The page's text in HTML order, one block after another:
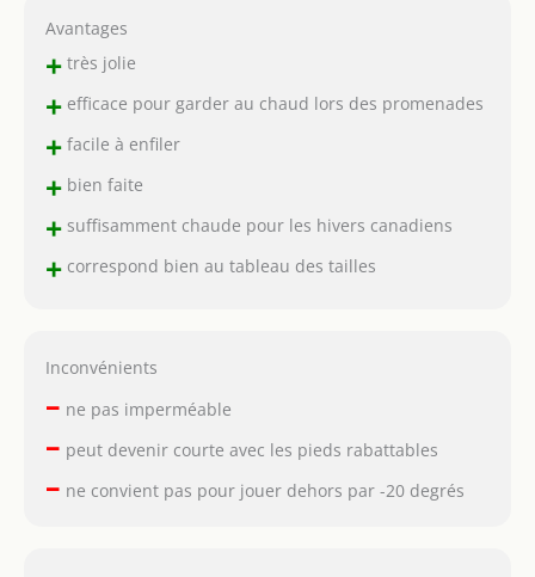
Avantages
+très jolie
+efficace pour garder au chaud lors des promenades
+facile à enfiler
+bien faite
+suffisamment chaude pour les hivers canadiens
+correspond bien au tableau des tailles
Inconvénients
– ne pas imperméable
– peut devenir courte avec les pieds rabattables
– ne convient pas pour jouer dehors par -20 degrés